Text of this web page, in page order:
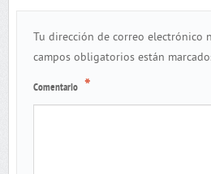
Tu dirección de correo electrónico
campos obligatorios están
Comentario *